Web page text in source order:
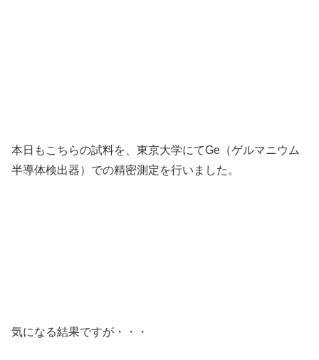
本日もこちらの試料を、東京大学にてGe（ゲルマニウム
半導体検出器）での精密測定を行いました。
気になる結果ですが・・・